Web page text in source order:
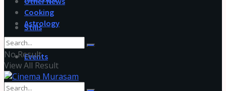
Stills
Events
Videos
Cooking
Astrology
No Result
View All Result